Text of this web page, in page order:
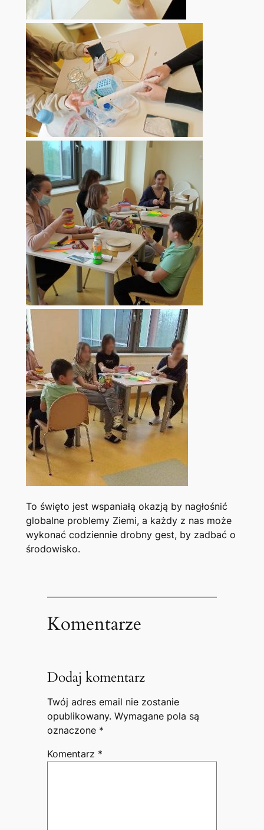
To święto jest wspaniałą okazją by nagłośnić
globalne problemy Ziemi, a każdy z nas może
wykonać codziennie drobny gest, by zadbać o
środowisko.
Komentarze
Dodaj komentarz
Twój adres email nie zostanie
opublikowany. Wymagane pola są
oznaczone *
Komentarz *